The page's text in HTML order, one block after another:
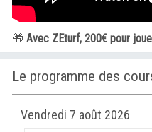
🎁 Avec ZEturf, 200€ pour
Le programme des
Vendredi 7 août 2026